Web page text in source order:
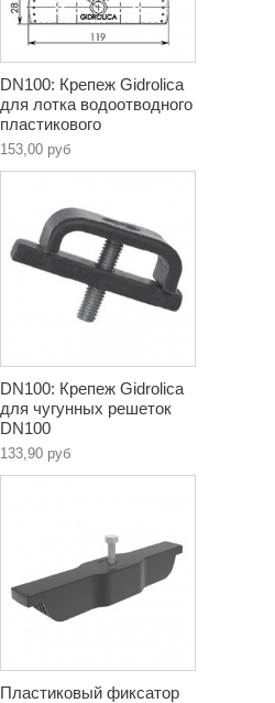
DN100: Крепеж Gidrolica
для лотка водоотводного
пластикового
153,00 руб
DN100: Крепеж Gidrolica
для чугунных решеток
DN100
133,90 руб
Пластиковый фиксатор